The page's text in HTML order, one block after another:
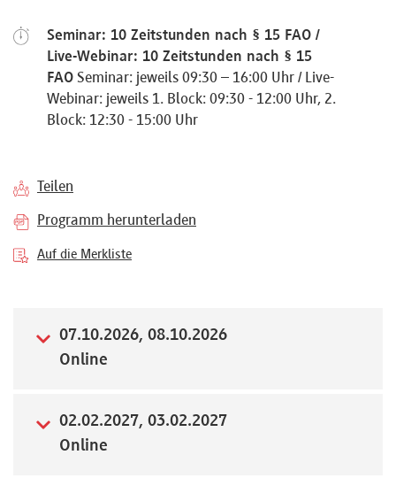
Referenten
Kontakt
Über
Preisvorteile
Seminar: 10 Zeitstunden nach § 15 FAO /
Live-Webinar: 10 Zeitstunden nach § 15
FAO Seminar: jeweils 09:30 – 16:00 Uhr / Live-
Webinar: jeweils 1. Block: 09:30 - 12:00 Uhr, 2.
Block: 12:30 - 15:00 Uhr
Teilen
Programm herunterladen
Auf die Merkliste
07.10.2026, 08.10.2026
Online
02.02.2027, 03.02.2027
Online